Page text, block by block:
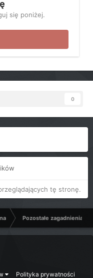
się poniżej.
0
tę stronę.
Pozostałe zagadnienia
Polityka prywatności